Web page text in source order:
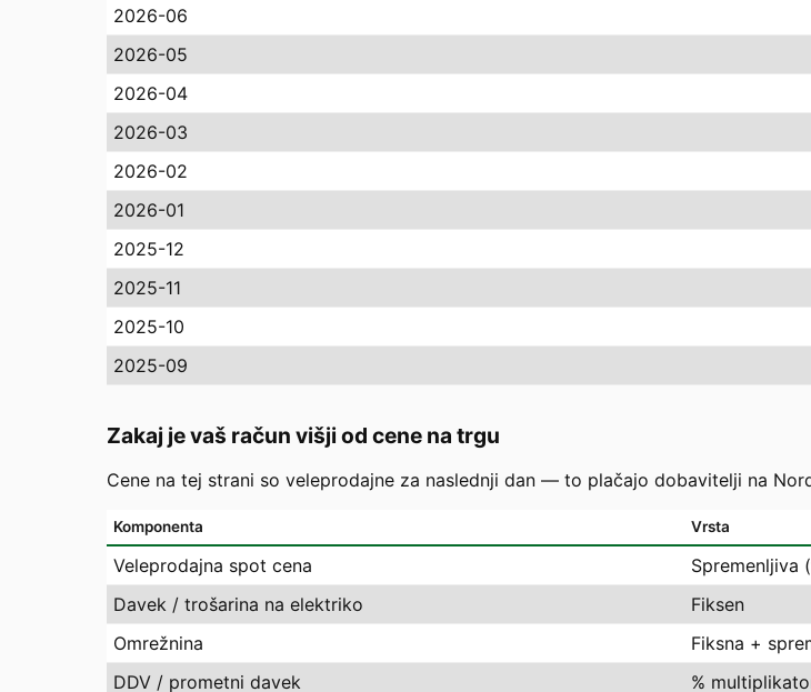
2026-06
2026-05
2026-04
2026-03
2026-02
2026-01
2025-12
2025-11
2025-10
2025-09
Zakaj je vaš račun višji od cene na trgu
Cene na tej strani so veleprodajne za naslednji dan — to plačajo dobavitelji na
Komponenta Vrsta
Veleprodajna spot cena Spremenljiva
Davek / trošarina na elektriko
Fiksen
Omrežnina
Fiksna +
DDV / prometni davek
%